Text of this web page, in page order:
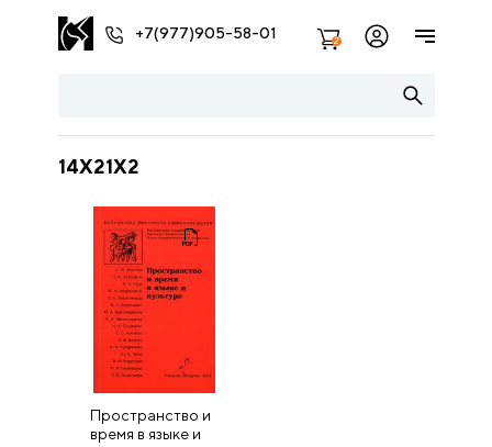
+7(977)905-58-01 2
14X21X2
Пространство и
время в языке и